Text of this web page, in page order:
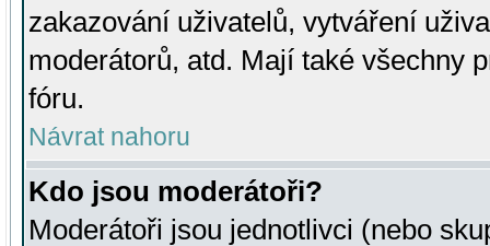
zakazování uživatelů, vytváření
moderátorů, atd. Mají také všechny
fóru.
Návrat nahoru
Kdo jsou moderátoři?
Moderátoři jsou jednotlivci (nebo